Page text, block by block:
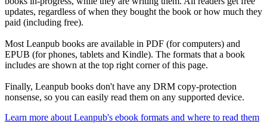
updates, regardless of when they bought the book or how much they
paid (including free).
Most Leanpub books are available in PDF (for computers) and
EPUB (for phones, tablets and Kindle). The formats that a book
includes are shown at the top right corner of this page.
Finally, Leanpub books don't have any DRM copy-protection
nonsense, so you can easily read them on any supported device.
Learn more about Leanpub's ebook formats and where to read them